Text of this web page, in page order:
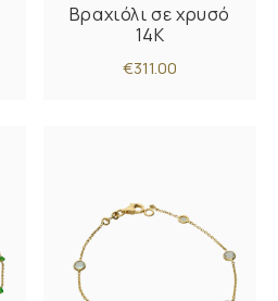
Βραχιόλι σε χρυσό
14Κ
€311.00